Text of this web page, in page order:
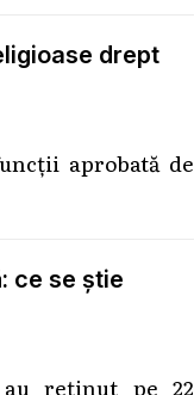
drept
aprobată de
ce se știe
reținut pe 22